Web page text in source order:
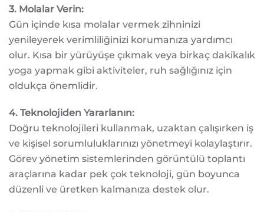
3. Molalar Verin:
Gün içinde kısa molalar vermek zihninizi
yenileyerek verimliliğinizi korumanıza yardımcı
olur. Kısa bir yürüyüşe çıkmak veya birkaç dakikalık
yoga yapmak gibi aktiviteler, ruh sağlığınız için
oldukça önemlidir.
4. Teknolojiden Yararlanın:
Doğru teknolojileri kullanmak, uzaktan çalışırken iş
ve kişisel sorumluluklarınızı yönetmeyi kolaylaştırır.
Görev yönetim sistemlerinden görüntülü toplantı
araçlarına kadar pek çok teknoloji, gün boyunca
düzenli ve üretken kalmanıza destek olur.